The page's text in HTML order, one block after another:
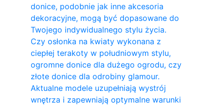
donice, podobnie jak inne akcesoria
dekoracyjne, mogą być dopasowane do
Twojego indywidualnego stylu życia.
Czy osłonka na kwiaty wykonana z
ciepłej terakoty w południowym stylu,
ogromne donice dla dużego ogrodu, czy
złote donice dla odrobiny glamour.
Aktualne modele uzupełniają wystrój
wnętrza i zapewniają optymalne warunki